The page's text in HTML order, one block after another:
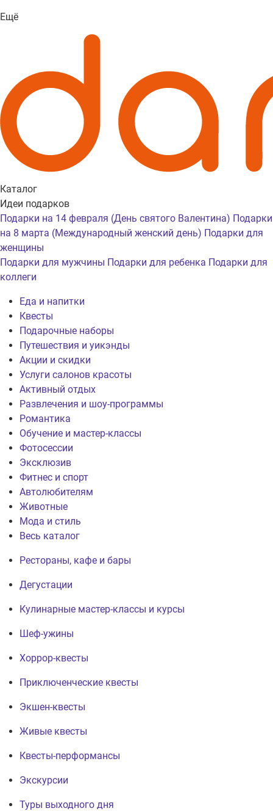
Ещё
Каталог
Идеи подарков
Подарки на 14 февраля (День святого Валентина) Подарки
на 8 марта (Международный женский день) Подарки для
женщины
Подарки для мужчины Подарки для ребенка Подарки для
коллеги
Еда и напитки
Квесты
Подарочные наборы
Путешествия и уикэнды
Акции и скидки
Услуги салонов красоты
Активный отдых
Развлечения и шоу-программы
Романтика
Обучение и мастер-классы
Фотосессии
Эксклюзив
Фитнес и спорт
Автолюбителям
Животные
Мода и стиль
Весь каталог
Рестораны, кафе и бары
Дегустации
Кулинарные мастер-классы и курсы
Шеф-ужины
Хоррор-квесты
Приключенческие квесты
Экшен-квесты
Живые квесты
Квесты-перформансы
Экскурсии
Туры выходного дня